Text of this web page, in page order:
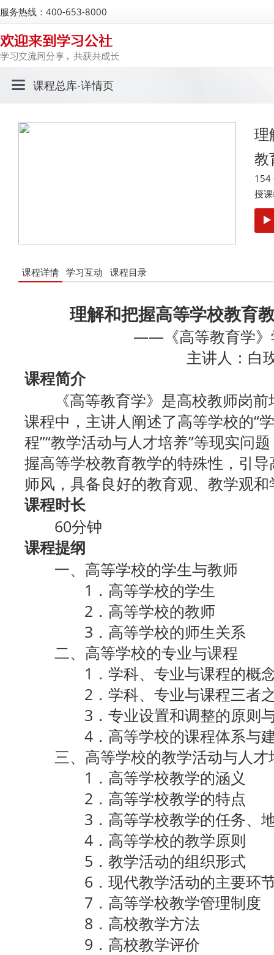
服务热线：400-653-8000
课程总库-详情页
理
教
授
课程详情 学习互动 课程目录
理解和把握高等学校教育
——《高等教育学》
主讲人：白
课程简介
《高等教育学》是高校教师岗前
课程中，主讲人阐述了高等学校的“
程”“教学活动与人才培养”等现实问
握高等学校教育教学的特殊性，引
师风，具备良好的教育观、教学观
课程时长
60分钟
课程提纲
一、高等学校的学生与教师
1．高等学校的学生
2．高等学校的教师
3．高等学校的师生关系
二、高等学校的专业与课程
1．学科、专业与课程的概
2．学科、专业与课程三者之
3．专业设置和调整的原则与
4．高等学校的课程体系与
三、高等学校的教学活动与人才
1．高等学校教学的涵义
2．高等学校教学的特点
3．高等学校教学的任务、地
4．高等学校的教学原则
5．教学活动的组织形式
6．现代教学活动的主要环
7．高等学校教学管理制度
8．高校教学方法
9．高校教学评价